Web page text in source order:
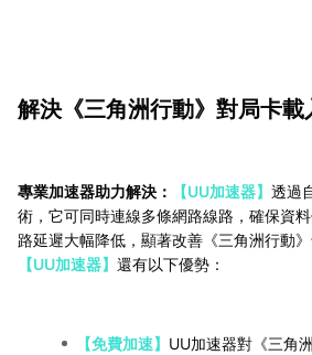
解決《三角洲行動》對局卡載
專業加速器助力解決： 【UU加速器】 透過
術，它可同時連線多條網路線路，確保資
路延遲大幅降低，顯著改善《三角洲行動
【UU加速器】 還有以下優勢：
【免費加速】 UU加速器對《三角